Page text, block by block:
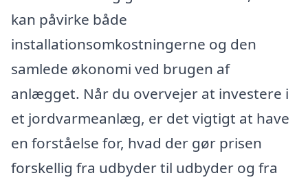
kan påvirke både
installationsomkostningerne og den
samlede økonomi ved brugen af
anlægget. Når du overvejer at investere i
et jordvarmeanlæg, er det vigtigt at have
en forståelse for, hvad der gør prisen
forskellig fra udbyder til udbyder og fra